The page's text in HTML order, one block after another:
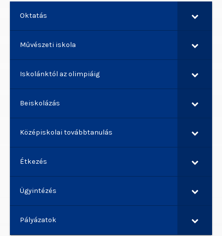
Oktatás
Művészeti iskola
Iskolánktól az olimpiáig
Beiskolázás
Középiskolai továbbtanulás
Étkezés
Ügyintézés
Pályázatok